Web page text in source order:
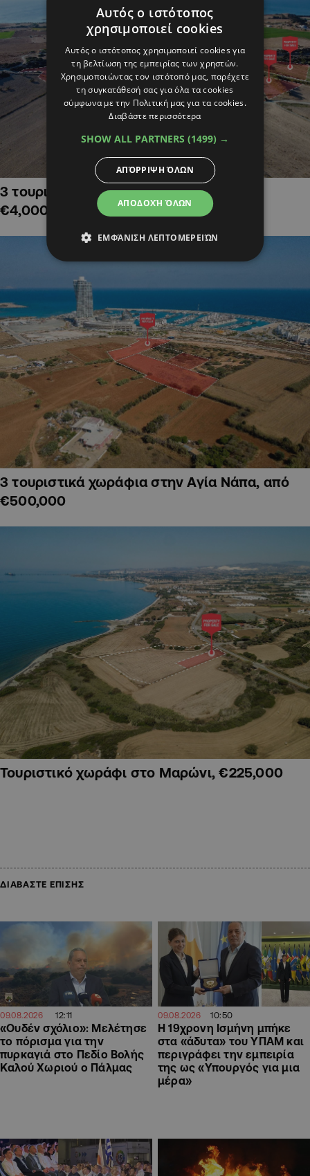
3 τουριστικά χωράφια στην Αλαμινό,
€4,000,000
3 τουριστικά χωράφια στην Αγία Νάπα, από
€500,000
Τουριστικό χωράφι στο Μαρώνι, €225,000
ΔΙΑΒΑΣΤΕ ΕΠΙΣΗΣ
09.08.2026 12:11
«Ουδέν σχόλιο»: Μελέτησε
το πόρισμα για την
πυρκαγιά στο Πεδίο Βολής
Καλού Χωριού ο Πάλμας
09.08.2026 10:50
Η 19χρονη Ισμήνη μπήκε
στα «άδυτα» του ΥΠΑΜ και
περιγράφει την εμπειρία
της ως «Υπουργός για μια
μέρα»
Αυτός ο ιστότοπος
χρησιμοποιεί cookies
Αυτός ο ιστότοπος χρησιμοποιεί cookies για
τη βελτίωση της εμπειρίας των χρηστών.
Χρησιμοποιώντας τον ιστότοπό μας, παρέχετε
τη συγκατάθεσή σας για όλα τα cookies
σύμφωνα με την Πολιτική μας για τα cookies.
Διαβάστε περισσότερα
SHOW ALL PARTNERS (1499) →
ΑΠΟΔΟΧΉ ΌΛΩΝ
ΑΠΌΡΡΙΨΗ ΌΛΩΝ
ΕΜΦΆΝΙΣΗ ΛΕΠΤΟΜΕΡΕΙΏΝ